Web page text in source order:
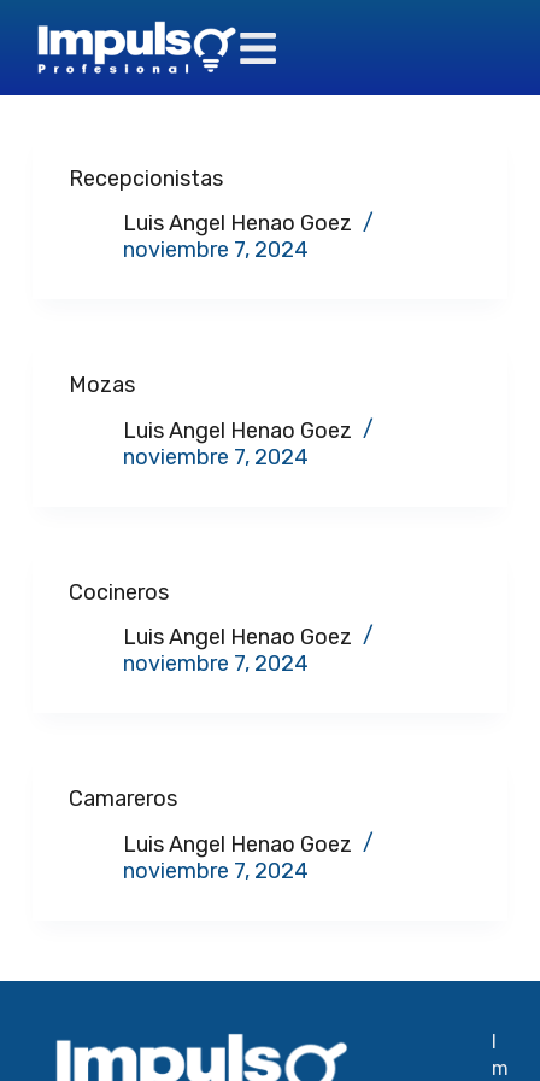
EmpresaAnda China
Recepcionistas
Luis Angel Henao Goez
noviembre 7, 2024
Mozas
Luis Angel Henao Goez
noviembre 7, 2024
Cocineros
Luis Angel Henao Goez
noviembre 7, 2024
Camareros
Luis Angel Henao Goez
noviembre 7, 2024
I
m